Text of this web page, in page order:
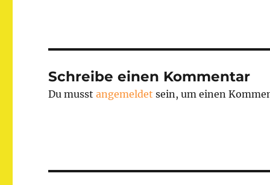
Schreibe einen Kommentar
Du musstangemeldet sein, um einen